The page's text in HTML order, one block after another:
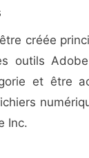
créée
outils
et être
Inc.